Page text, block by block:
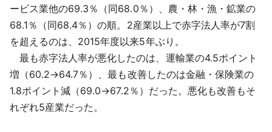
ービス業他の69.3％（同68.0％）、農・林・漁・鉱業の
68.1％（同68.4％）の順。2産業以上で赤字法人率が7割
を超えるのは、2015年度以来5年ぶり。
最も赤字法人率が悪化したのは、運輸業の4.5ポイント
増（60.2→64.7％）、最も改善したのは金融・保険業の
1.8ポイント減（69.0→67.2％）だった。悪化も改善もそ
れぞれ5産業だった。